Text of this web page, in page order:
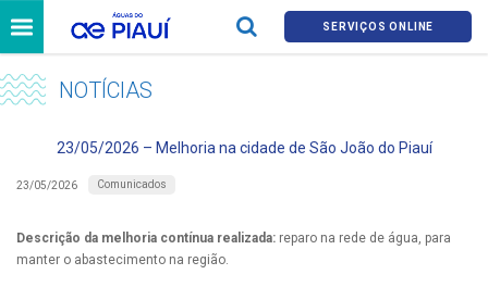
SERVIÇOS ONLINE
NOTÍCIAS
23/05/2026 – Melhoria na cidade de São João do Piauí
23/05/2026 Comunicados
Descrição da melhoria contínua realizada: reparo na rede de água, para
manter o abastecimento na região.